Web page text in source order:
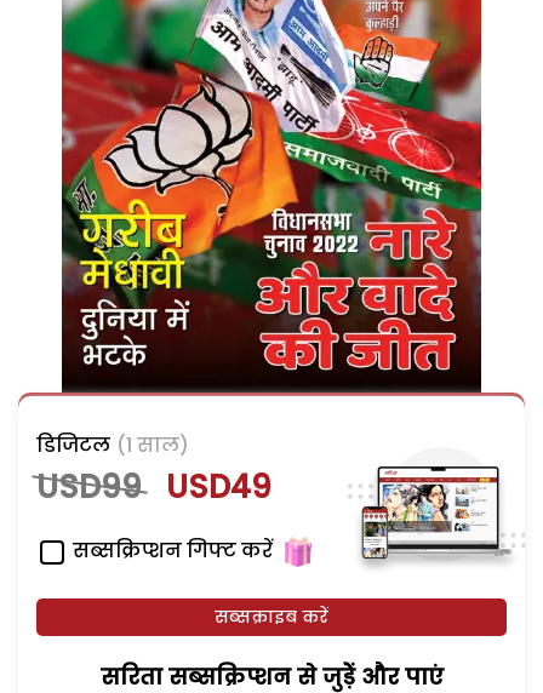
डिजिटल (1 साल)
USD99 USD49
सब्सक्रिप्शन गिफ्ट करें
सब्सक्राइब करें
सरिता सब्सक्रिप्शन से जुड़ेें और पाएं